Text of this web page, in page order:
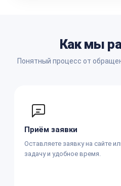
Как мы
Понятный процесс от
Приём заявки
Оставляете заявку на сайте
задачу и удобное время.